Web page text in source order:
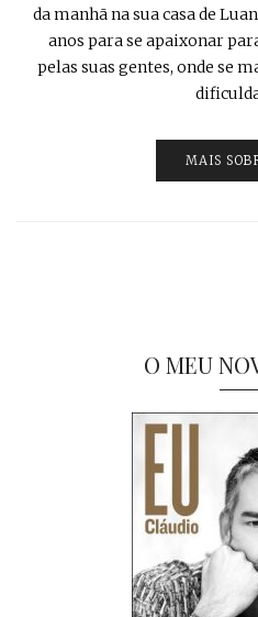
da manhã na sua casa de
anos para se apaixonar
pelas suas gentes, onde se
MAIS
O MEU